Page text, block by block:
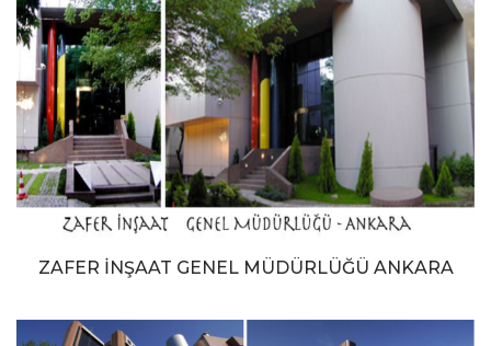
ZAFER İNŞAAT GENEL MÜDÜRLÜĞÜ ANKARA